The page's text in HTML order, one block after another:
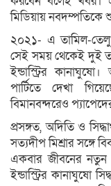
মিডিয়ায় নবদম্পতিকে
২০২১- এ তামিল-
সেই সময় থেকেই দুই
ইন্ডাস্ট্রির
পার্টিতে দেখা
বিমানবন্দরেও
প্রসঙ্গত, অদিতি ও
সত্যদীপ মিশ্রার
একবার জীবনের নতুন
ইন্ডাস্ট্রির কানাঘুষো